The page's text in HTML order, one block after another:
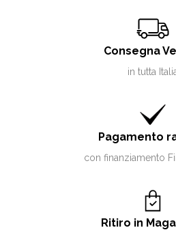
Consegna
in tutta
Pagamento
con finanziamento
Ritiro in